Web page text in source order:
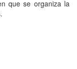
que se organiza la